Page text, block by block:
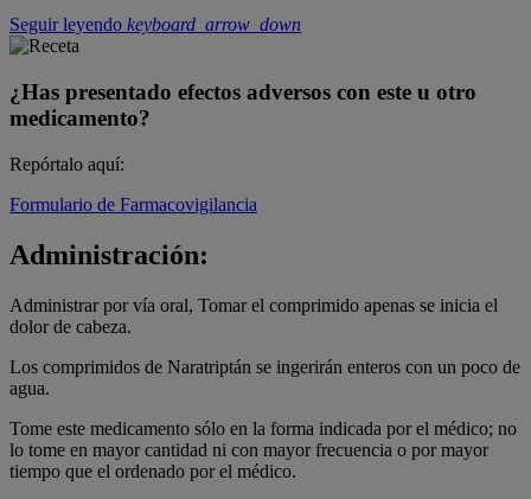
Seguir leyendo keyboard_arrow_down
¿Has presentado efectos adversos con este u otro
medicamento?
Repórtalo aquí:
Formulario de Farmacovigilancia
Administración:
Administrar por vía oral, Tomar el comprimido apenas se inicia el
dolor de cabeza.
Los comprimidos de Naratriptán se ingerirán enteros con un poco de
agua.
Tome este medicamento sólo en la forma indicada por el médico; no
lo tome en mayor cantidad ni con mayor frecuencia o por mayor
tiempo que el ordenado por el médico.